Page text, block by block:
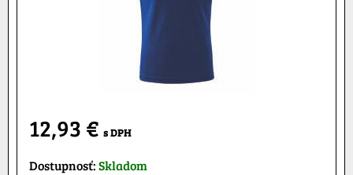
12,93 € s DPH
Dostupnosť:Skladom